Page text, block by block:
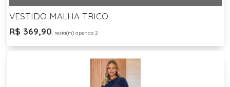
VESTIDO MALHA TRICO
R$ 369,90, resta(m) apenas 2